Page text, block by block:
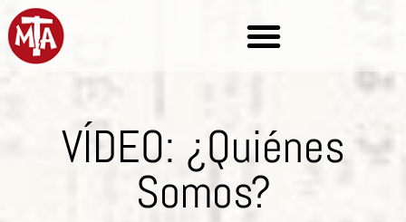
VÍDEO: ¿Quiénes
Somos?